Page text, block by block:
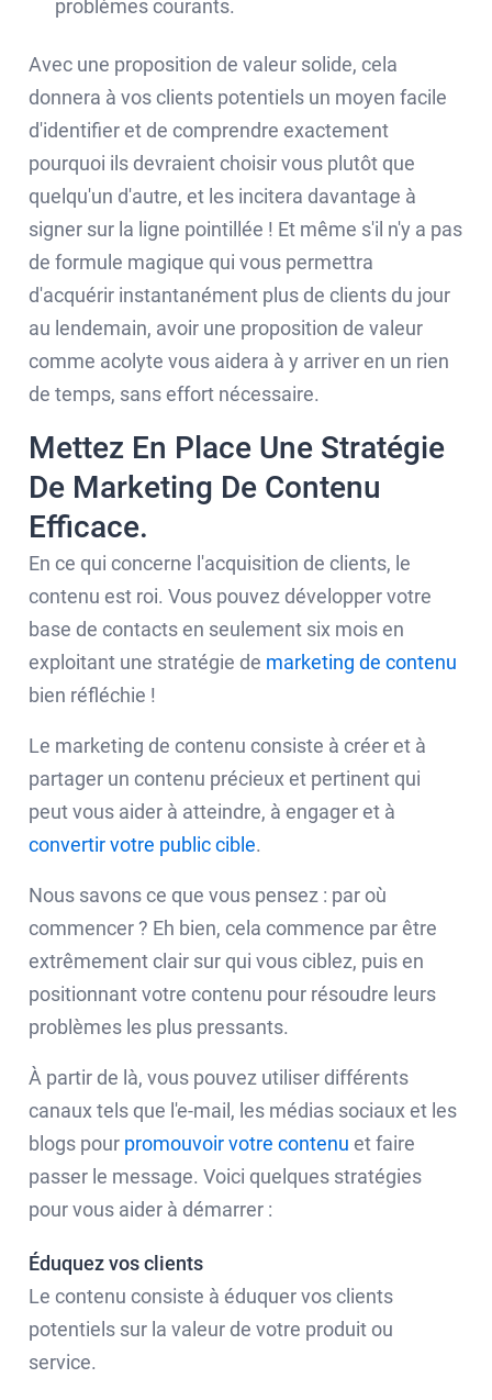
problèmes courants.
Avec une proposition de valeur solide, cela
donnera à vos clients potentiels un moyen facile
d'identifier et de comprendre exactement
pourquoi ils devraient choisir vous plutôt que
quelqu'un d'autre, et les incitera davantage à
signer sur la ligne pointillée ! Et même s'il n'y a pas
de formule magique qui vous permettra
d'acquérir instantanément plus de clients du jour
au lendemain, avoir une proposition de valeur
comme acolyte vous aidera à y arriver en un rien
de temps, sans effort nécessaire.
Mettez En Place Une Stratégie
De Marketing De Contenu
Efficace.
En ce qui concerne l'acquisition de clients, le
contenu est roi. Vous pouvez développer votre
base de contacts en seulement six mois en
exploitant une stratégie de marketing de contenu
bien réfléchie !
Le marketing de contenu consiste à créer et à
partager un contenu précieux et pertinent qui
peut vous aider à atteindre, à engager et à
convertir votre public cible.
Nous savons ce que vous pensez : par où
commencer ? Eh bien, cela commence par être
extrêmement clair sur qui vous ciblez, puis en
positionnant votre contenu pour résoudre leurs
problèmes les plus pressants.
À partir de là, vous pouvez utiliser différents
canaux tels que l'e-mail, les médias sociaux et les
blogs pour promouvoir votre contenu et faire
passer le message. Voici quelques stratégies
pour vous aider à démarrer :
Éduquez vos clients
Le contenu consiste à éduquer vos clients
potentiels sur la valeur de votre produit ou
service.